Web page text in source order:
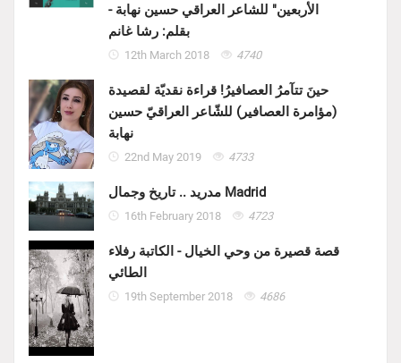
الأربعين" للشاعر العراقي حسين نهابة -
بقلم: رشا غانم
12th March 2018 4740
حينَ تتآمرُ العصافيرُ! قراءة نقديّة لقصيدة
(مؤامرة العصافير) للشّاعر العراقيّ حسين
نهابة
22nd May 2019 4733
مدريد .. تاريخ وجمال Madrid
16th February 2018 4723
قصة قصيرة من وحي الخيال - الكاتبة رفلاء
الطائي
19th September 2018 4686